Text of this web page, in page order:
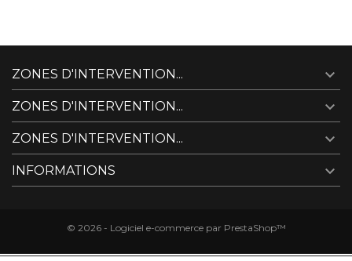
ZONES D'INTERVENTION... 
ZONES D'INTERVENTION... 
ZONES D'INTERVENTION... 
INFORMATIONS 
© 2026 - Logiciel e-commerce par PrestaShop™